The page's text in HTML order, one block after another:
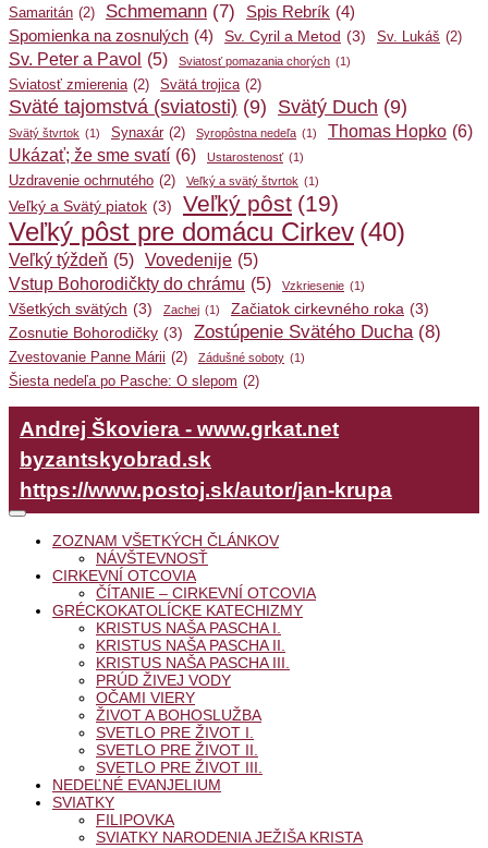
Samaritán (2) Schmemann (7) Spis Rebrík (4)
Spomienka na zosnulých (4) Sv. Cyril a Metod (3) Sv. Lukáš (2)
Sv. Peter a Pavol (5) Sviatosť pomazania chorých (1)
Sviatosť zmierenia (2) Svätá trojica (2)
Sväté tajomstvá (sviatosti) (9) Svätý Duch (9)
Svätý štvrtok (1) Synaxár (2) Syropôstna nedeľa (1) Thomas Hopko (6)
Ukázať; že sme svatí (6) Ustarostenosť (1)
Uzdravenie ochrnutého (2) Veľký a svätý štvrtok (1)
Veľký a Svätý piatok (3) Veľký pôst (19)
Veľký pôst pre domácu Cirkev (40)
Veľký týždeň (5) Vovedenije (5)
Vstup Bohorodičkty do chrámu (5) Vzkriesenie (1)
Všetkých svätých (3) Zachej (1) Začiatok cirkevného roka (3)
Zosnutie Bohorodičky (3) Zostúpenie Svätého Ducha (8)
Zvestovanie Panne Márii (2) Zádušné soboty (1)
Šiesta nedeľa po Pasche: O slepom (2)
Andrej Škoviera - www.grkat.net
byzantskyobrad.sk
https://www.postoj.sk/autor/jan-krupa
ZOZNAM VŠETKÝCH ČLÁNKOV
NÁVŠTEVNOSŤ
CIRKEVNÍ OTCOVIA
ČÍTANIE – CIRKEVNÍ OTCOVIA
GRÉCKOKATOLÍCKE KATECHIZMY
KRISTUS NAŠA PASCHA I.
KRISTUS NAŠA PASCHA II.
KRISTUS NAŠA PASCHA III.
PRÚD ŽIVEJ VODY
OČAMI VIERY
ŽIVOT A BOHOSLUŽBA
SVETLO PRE ŽIVOT I.
SVETLO PRE ŽIVOT II.
SVETLO PRE ŽIVOT III.
NEDEĽNÉ EVANJELIUM
SVIATKY
FILIPOVKA
SVIATKY NARODENIA JEŽIŠA KRISTA